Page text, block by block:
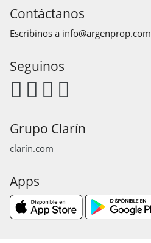
Contáctanos
Escribinos a info@argenprop.com
Seguinos
Grupo Clarín
clarín.com
Apps